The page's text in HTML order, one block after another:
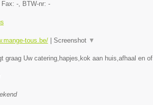
-, BTW-nr: -
tous.be/| Screenshot ▼
graag Uw catering,hapjes,kok aan huis,afhaal en of